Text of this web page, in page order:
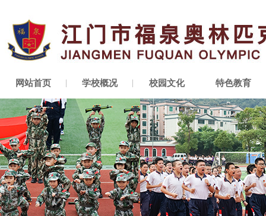
网站首页 学校概况 校园文化 特色教育